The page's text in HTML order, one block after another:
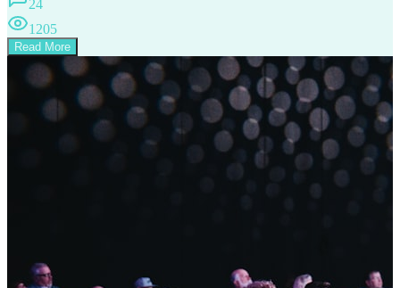
24
1205
Read More